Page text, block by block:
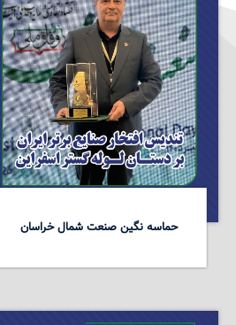
حماسه نگین صنعت شمال خراسان